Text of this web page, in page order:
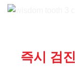
즉시 검